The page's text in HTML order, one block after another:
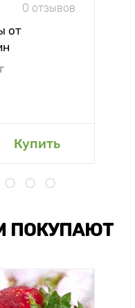
0 отзывов
от
Купить
ПОКУПАЮТ